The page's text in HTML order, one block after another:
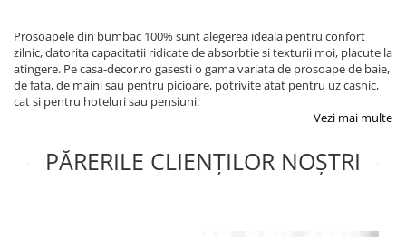
Prosoapele din bumbac 100% sunt alegerea ideala pentru confort
zilnic, datorita capacitatii ridicate de absorbtie si texturii moi, placute la
atingere. Pe casa-decor.ro gasesti o gama variata de prosoape de baie,
de fata, de maini sau pentru picioare, potrivite atat pentru uz casnic,
cat si pentru hoteluri sau pensiuni.
Vezi mai multe
PĂRERILE CLIENȚILOR NOȘTRI